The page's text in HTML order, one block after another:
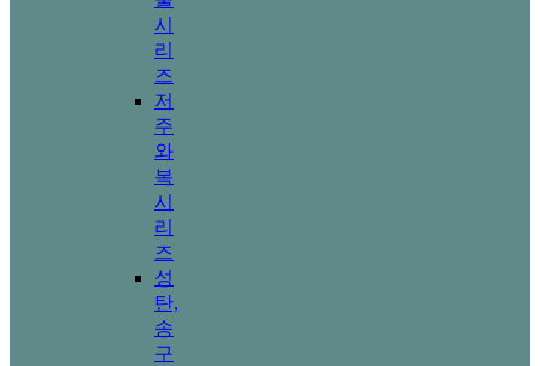
시
리
즈
저
주
와
복
시
리
즈
성
탄,
송
구